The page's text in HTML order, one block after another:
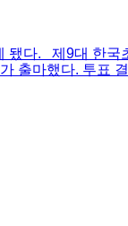
다. 제9대 한
출마했다. 투표